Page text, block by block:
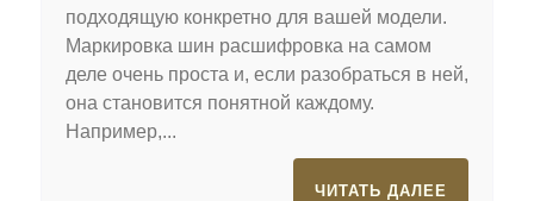
подходящую конкретно для вашей модели.
Маркировка шин расшифровка на самом
деле очень проста и, если разобраться в ней,
она становится понятной каждому.
Например,...
ЧИТАТЬ ДАЛЕЕ